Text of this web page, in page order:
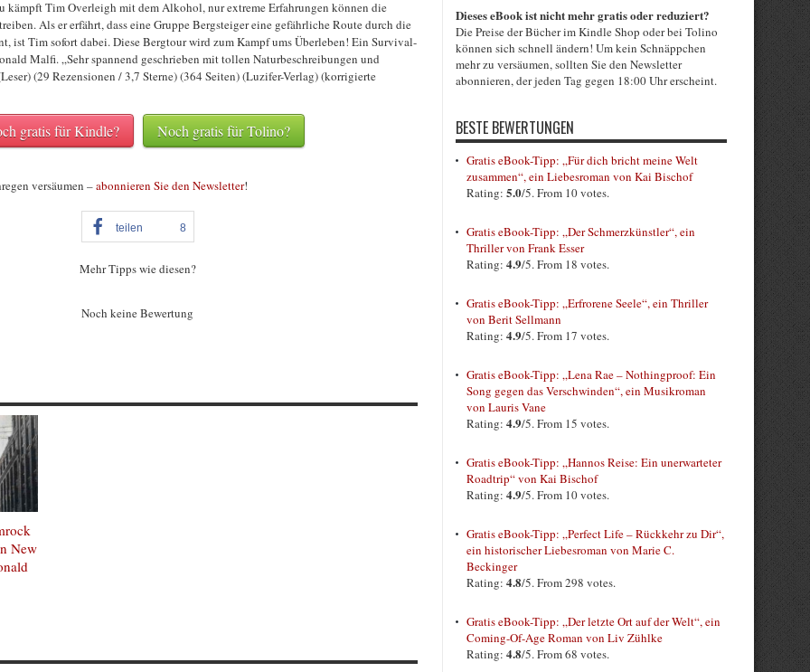
kämpft Tim Overleigh mit dem Alkohol, nur extreme Erfahrungen können die
Als er erfährt, dass eine Gruppe Bergsteiger eine gefährliche Route durch die
ist Tim sofort dabei. Diese Bergtour wird zum Kampf ums Überleben! Ein Survival-
Malfi. „Sehr spannend geschrieben mit tollen Naturbeschreibungen und
(29 Rezensionen / 3,7 Sterne) (364 Seiten) (Luzifer-Verlag) (korrigierte
gratis für Kindle? Noch gratis für Tolino?
versäumen –abonnieren Sie den Newsletter!
teilen 8
Mehr Tipps wie diesen?
Noch keine Bewertung
New
Dieses eBook ist nicht mehr gratis oder reduziert?
Die Preise der Bücher im Kindle Shop oder bei Tolino
können sich schnell ändern! Um kein Schnäppchen
mehr zu versäumen, sollten Sie den Newsletter
abonnieren, der jeden Tag gegen 18:00 Uhr erscheint.
BESTE BEWERTUNGEN
Gratis eBook-Tipp: „Für dich bricht meine Welt
zusammen“, ein Liebesroman von Kai Bischof
Rating: 5.0/5. From 10 votes.
Gratis eBook-Tipp: „Der Schmerzkünstler“, ein
Thriller von Frank Esser
Rating: 4.9/5. From 18 votes.
Gratis eBook-Tipp: „Erfrorene Seele“, ein Thriller
von Berit Sellmann
Rating: 4.9/5. From 17 votes.
Gratis eBook-Tipp: „Lena Rae – Nothingproof: Ein
Song gegen das Verschwinden“, ein Musikroman
von Lauris Vane
Rating: 4.9/5. From 15 votes.
Gratis eBook-Tipp: „Hannos Reise: Ein unerwarteter
Roadtrip“ von Kai Bischof
Rating: 4.9/5. From 10 votes.
Gratis eBook-Tipp: „Perfect Life – Rückkehr zu Dir“,
ein historischer Liebesroman von Marie C.
Beckinger
Rating: 4.8/5. From 298 votes.
Gratis eBook-Tipp: „Der letzte Ort auf der Welt“, ein
Coming-Of-Age Roman von Liv Zühlke
Rating: 4.8/5. From 68 votes.